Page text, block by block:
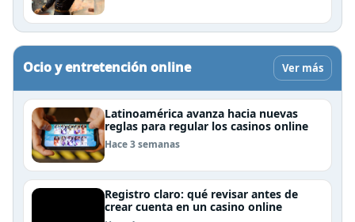
Ocio y entretención online Ver más
Latinoamérica avanza hacia nuevas
reglas para regular los casinos online
Hace 3 semanas
Registro claro: qué revisar antes de
crear cuenta en un casino online